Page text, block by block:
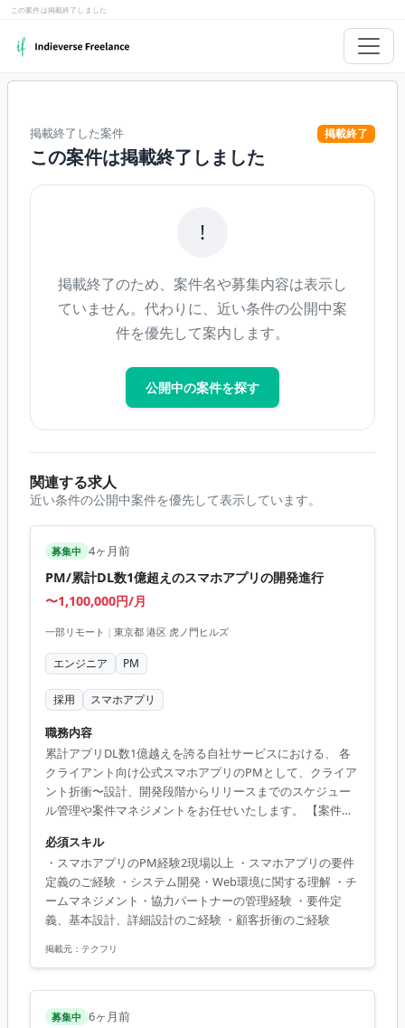
この案件は掲載終了しました
掲載終了した案件
この案件は掲載終了しました
掲載終了
!
掲載終了のため、案件名や募集内容は表示し
ていません。代わりに、近い条件の公開中案
件を優先して案内します。
公開中の案件を探す
関連する求人
近い条件の公開中案件を優先して表示しています。
募集中 4ヶ月前
PM/累計DL数1億超えのスマホアプリの開発進行
〜1,100,000円/月
一部リモート | 東京都 港区 虎ノ門ヒルズ
エンジニア PM
採用 スマホアプリ
職務内容
累計アプリDL数1億越えを誇る自社サービスにおける、 各
クライアント向け公式スマホアプリのPMとして、クライア
ント折衝〜設計、開発段階からリリースまでのスケジュー
ル管理や案件マネジメントをお任せいたします。 【案件概
ジャー（PM）として、 アプリ仕様やお客様システムと連携
する部分の設計と案件進行をお任せします。 その後のアプ
リ開発工程では、アプリ開発を担当するエンジニアの進行
をマネジメントしながら、 お客様アプリのリリースまでの
一連の流れをリードします。 【業務内容】 ・アプリに必要
なタスク整理とスケジューリング ・仕様調整、ドキュメン
必須スキル
・スマホアプリのPM経験2現場以上 ・スマホアプリの要件
定義のご経験 ・システム開発・Web環境に関する理解 ・チ
ームマネジメント・協力パートナーの管理経験 ・要件定
義、基本設計、詳細設計のご経験 ・顧客折衝のご経験
掲載元： テクフリ
募集中 6ヶ月前